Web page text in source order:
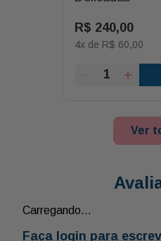
R$ 240,00
4x de R$ 60,00
Ver
Carregando…
Faça login para